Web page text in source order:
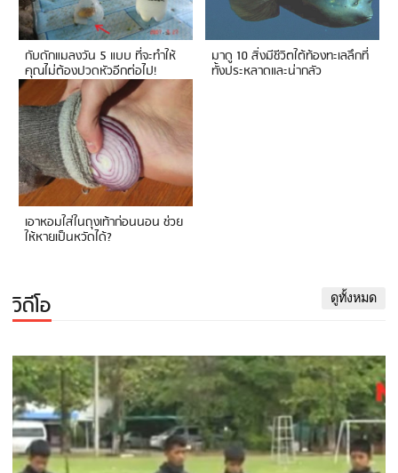
กับดักแมลงวัน 5 แบบ ที่จะทำให้
คุณไม่ต้องปวดหัวอีกต่อไป!
มาดู 10 สิ่งมีชีวิตใต้ท้องทะเลลึกที่
ทั้งประหลาดและน่ากลัว
เอาหอมใส่ในถุงเท้าก่อนนอน ช่วย
ให้หายเป็นหวัดได้?
วิดีโอ ดูทั้งหมด